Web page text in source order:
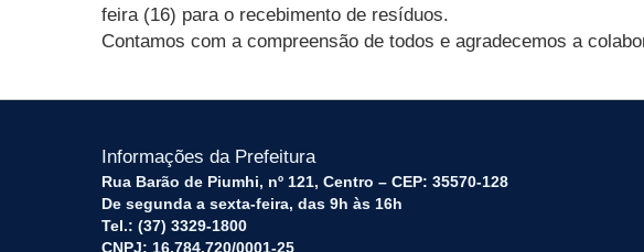
feira (16) para o recebimento de resíduos.
Contamos com a compreensão de todos e agradecemos a
Informações da Prefeitura
Rua Barão de Piumhi, nº 121, Centro – CEP: 35570-128
De segunda a sexta-feira, das 9h às 16h
Tel.: (37) 3329-1800
CNPJ: 16.784.720/0001-25